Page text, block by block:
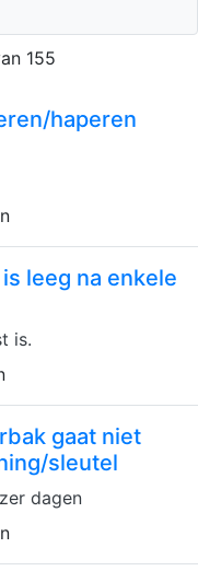
155
haperen
leeg na enkele
is.
gaat niet
sleutel
dagen